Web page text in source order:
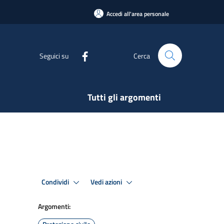
Accedi all'area personale
Seguici su Cerca
Tutti gli argomenti
Condividi Vedi azioni
Argomenti: